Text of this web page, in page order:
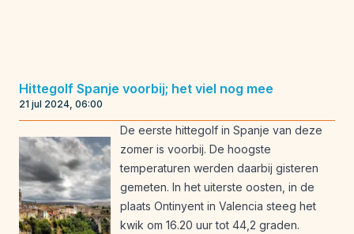
Hittegolf Spanje voorbij; het viel nog mee
21 jul 2024, 06:00
De eerste hittegolf in Spanje van deze
zomer is voorbij. De hoogste
temperaturen werden daarbij gisteren
gemeten. In het uiterste oosten, in de
plaats Ontinyent in Valencia steeg het
kwik om 16.20 uur tot 44,2 graden.